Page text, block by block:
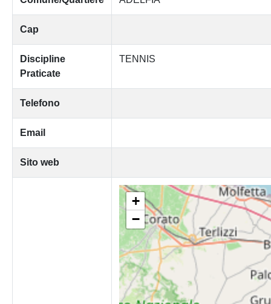
Cap
Discipline
Praticate
TENNIS
Telefono
Email
Sito web
+
−